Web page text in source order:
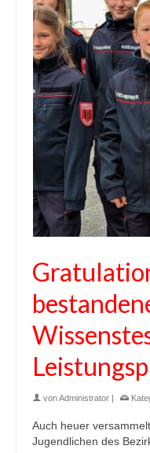
vonAdministrator |
Auch heuer
Jugendlichen des